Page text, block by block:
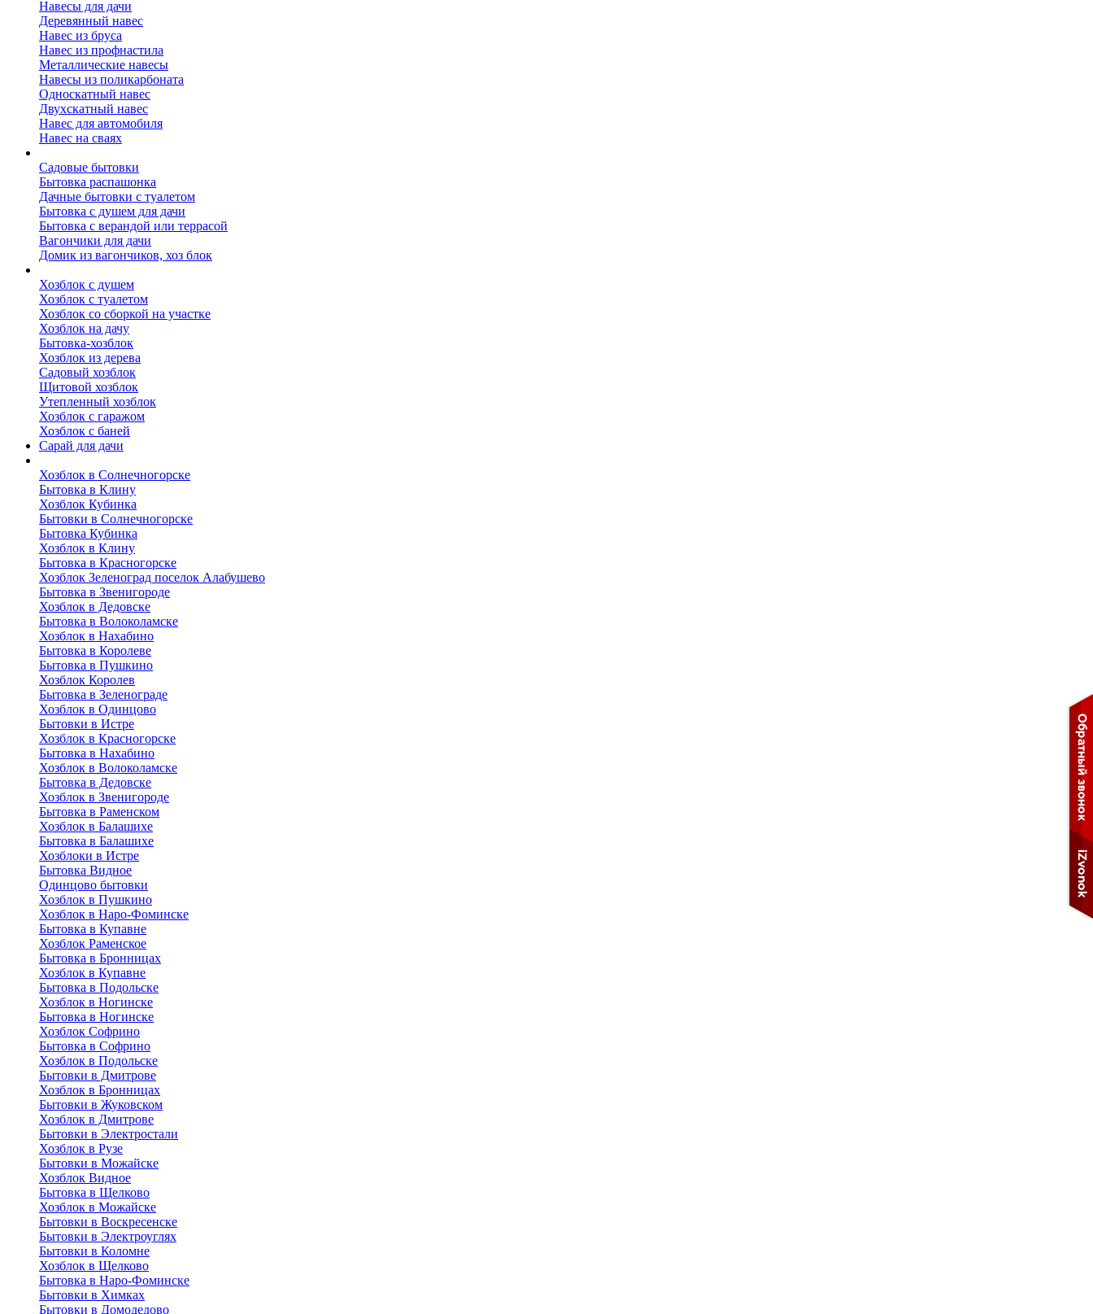
Навесы для дачи
Деревянный навес
Навес из бруса
Навес из профнастила
Металлические навесы
Навесы из поликарбоната
Односкатный навес
Двухскатный навес
Навес для автомобиля
Навес на сваях
Садовые бытовки
Бытовка распашонка
Дачные бытовки с туалетом
Бытовка с душем для дачи
Бытовка с верандой или террасой
Вагончики для дачи
Домик из вагончиков, хоз блок
Хозблок с душем
Хозблок с туалетом
Хозблок со сборкой на участке
Хозблок на дачу
Бытовка-хозблок
Хозблок из дерева
Садовый хозблок
Щитовой хозблок
Утепленный хозблок
Хозблок с гаражом
Хозблок с баней
Сарай для дачи
Хозблок в Солнечногорске
Бытовка в Клину
Хозблок Кубинка
Бытовки в Солнечногорске
Бытовка Кубинка
Хозблок в Клину
Бытовка в Красногорске
Хозблок Зеленоград поселок Алабушево
Бытовка в Звенигороде
Хозблок в Дедовске
Бытовка в Волоколамске
Хозблок в Нахабино
Бытовка в Королеве
Бытовкa в Пушкино
Хозблок Королев
Бытовка в Зеленограде
Хозблок в Одинцово
Бытовки в Истре
Хозблок в Красногорске
Бытовка в Нахабино
Хозблок в Волоколамске
Бытовкa в Дедовске
Хозблок в Звенигороде
Бытовка в Раменском
Хозблок в Балашихе
Бытовкa в Балашихе
Хозблоки в Истре
Бытовка Видное
Одинцово бытовки
Хозблок в Пушкино
Хозблок в Наро-Фоминске
Бытовка в Купавне
Хозблок Раменское
Бытовка в Бронницах
Хозблок в Купавне
Бытовка в Подольске
Хозблок в Ногинске
Бытовка в Ногинске
Хозблок Софрино
Бытовка в Софрино
Хозблок в Подольске
Бытовки в Дмитрове
Хозблок в Бронницах
Бытовки в Жуковском
Хозблок в Дмитрове
Бытовки в Электростали
Хозблок в Рузе
Бытовки в Можайске
Хозблок Видное
Бытовкa в Щелково
Хозблок в Можайске
Бытовки в Воскресенске
Бытовки в Электроуглях
Бытовки в Коломне
Хозблок в Щелково
Бытовка в Наро-Фоминске
Бытовки в Химках
Бытовки в Домодедово